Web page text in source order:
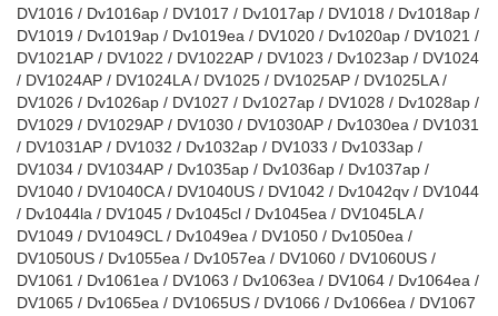
DV1016 / Dv1016ap / DV1017 / Dv1017ap / DV1018 / Dv1018ap /
DV1019 / Dv1019ap / Dv1019ea / DV1020 / Dv1020ap / DV1021 /
DV1021AP / DV1022 / DV1022AP / DV1023 / Dv1023ap / DV1024
/ DV1024AP / DV1024LA / DV1025 / DV1025AP / DV1025LA /
DV1026 / Dv1026ap / DV1027 / Dv1027ap / DV1028 / Dv1028ap /
DV1029 / DV1029AP / DV1030 / DV1030AP / Dv1030ea / DV1031
/ DV1031AP / DV1032 / Dv1032ap / DV1033 / Dv1033ap /
DV1034 / DV1034AP / Dv1035ap / Dv1036ap / Dv1037ap /
DV1040 / DV1040CA / DV1040US / DV1042 / Dv1042qv / DV1044
/ Dv1044la / DV1045 / Dv1045cl / Dv1045ea / DV1045LA /
DV1049 / DV1049CL / Dv1049ea / DV1050 / Dv1050ea /
DV1050US / Dv1055ea / Dv1057ea / DV1060 / DV1060US /
DV1061 / Dv1061ea / DV1063 / Dv1063ea / DV1064 / Dv1064ea /
DV1065 / Dv1065ea / DV1065US / DV1066 / Dv1066ea / DV1067